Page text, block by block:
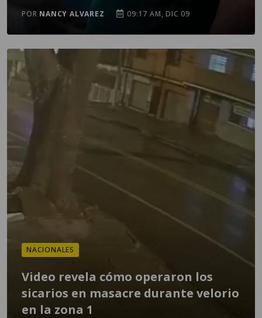
POR NANCY ALVAREZ 09:17 AM, DIC 09
NACIONALES
Video revela cómo operaron los
sicarios en masacre durante velorio
en la zona 1